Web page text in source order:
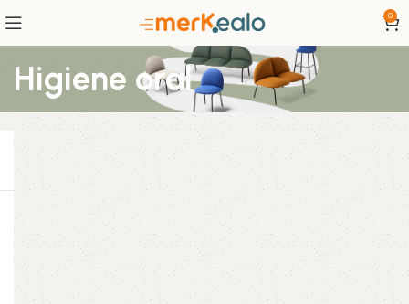
0
Higiene oral